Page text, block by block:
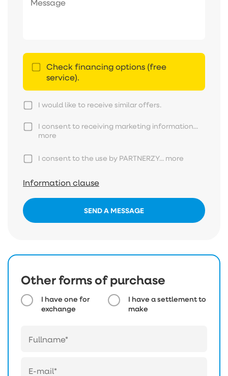
Check financing options (free
service).
I would like to receive similar offers.
I consent to receiving marketing information...
more
I consent to the use by PARTNERZY... more
Information clause
SEND A MESSAGE
Other forms of purchase
I have one for
exchange
I have a settlement to
make